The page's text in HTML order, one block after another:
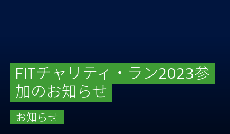
FITチャリティ・ラン2023参
加のお知らせ
お知らせ